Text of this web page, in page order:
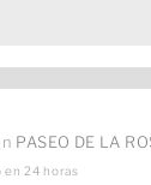
PASEO DE LA
24 horas